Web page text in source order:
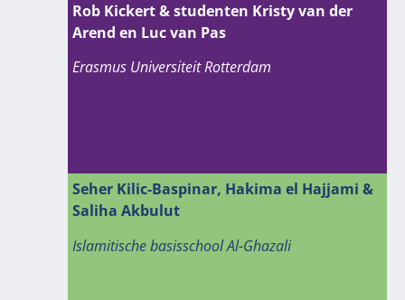
Rob Kickert & studenten Kristy van der
Arend en Luc van Pas
Erasmus Universiteit Rotterdam
Seher Kilic-Baspinar, Hakima el Hajjami &
Saliha Akbulut
Islamitische basisschool Al-Ghazali